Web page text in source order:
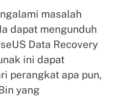
masalah
dapat mengunduh
Data Recovery
ini dapat
perangkat apa pun,
yang